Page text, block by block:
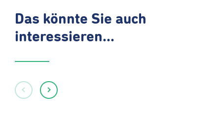
Das könnte Sie auch
interessieren...